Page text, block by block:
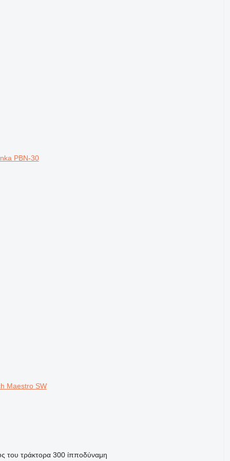
PBN-30
Maestro SW
του τράκτορα 300 ίπποδύναμη